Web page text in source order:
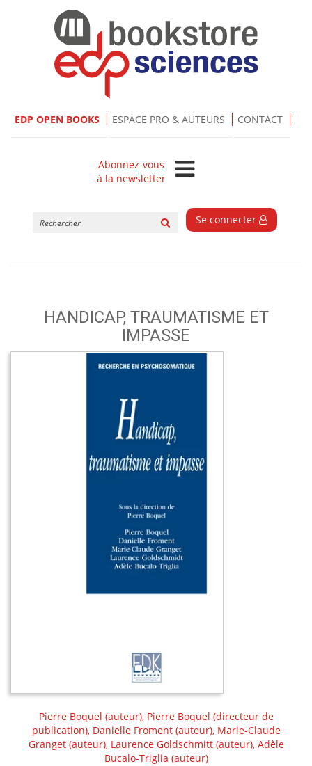
EDP OPEN BOOKS ESPACE PRO & AUTEURS CONTACT
Abonnez-vous
à la newsletter
Se connecter
HANDICAP, TRAUMATISME ET
IMPASSE
Pierre Boquel (auteur), Pierre Boquel (directeur de
publication), Danielle Froment(auteur), Marie-Claude
Granget(auteur), Laurence Goldschmitt(auteur), Adèle
Bucalo-Triglia (auteur)